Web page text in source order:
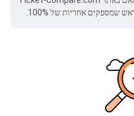
אחריות של 100%.